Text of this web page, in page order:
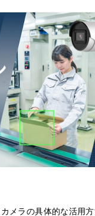
メラの具体的な活用